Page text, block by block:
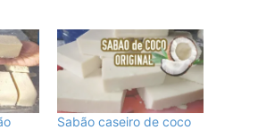
Sabão caseiro de coco